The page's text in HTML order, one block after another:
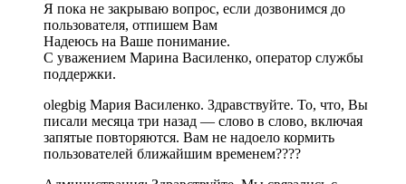
Я пока не закрываю вопрос, если дозвонимся до
пользователя, отпишем Вам
Надеюсь на Ваше понимание.
С уважением Марина Василенко, оператор службы
поддержки.
olegbig Мария Василенко. Здравствуйте. То, что, Вы
писали месяца три назад — слово в слово, включая
запятые повторяются. Вам не надоело кормить
пользователей ближайшим временем????